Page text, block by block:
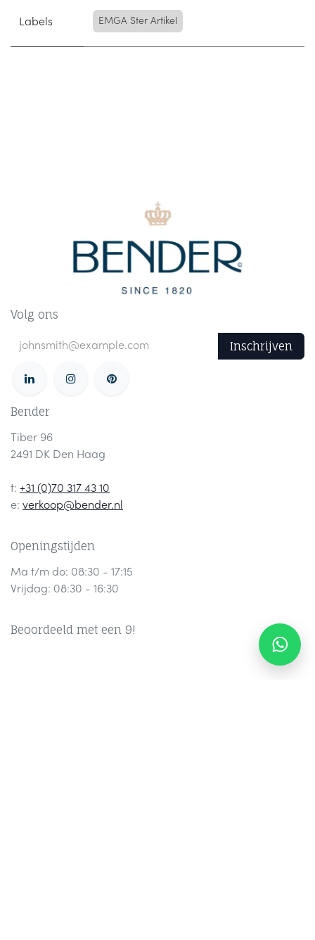
Labels EMGA Ster Artikel
Volg ons
Inschrijven
Bender
Tiber 96
2491 DK Den Haag
t: +31 (0)70 317 43 10
e: verkoop@bender.nl
Openingstijden
Ma t/m do: 08:30 - 17:15
Vrijdag: 08:30 - 16:30
Beoordeeld met een 9!